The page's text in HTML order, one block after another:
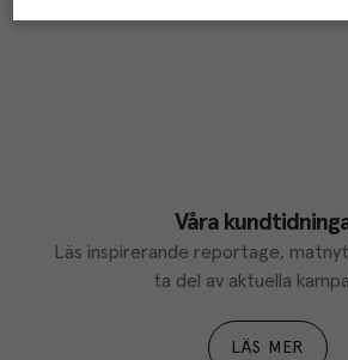
Våra
Läs inspirerande reportage,
ta del av aktuella
LÄS MER